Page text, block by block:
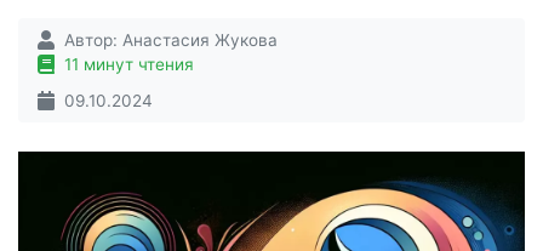
Автор: Анастасия Жукова
11 минут чтения
09.10.2024